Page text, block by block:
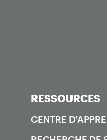
RESSOURCES
CENTRE